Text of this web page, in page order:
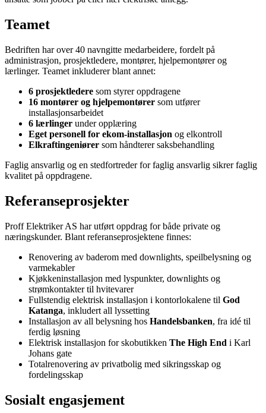
Teamet
Bedriften har over 40 navngitte medarbeidere, fordelt på
administrasjon, prosjektledere, montører, hjelpemontører og
lærlinger. Teamet inkluderer blant annet:
6 prosjektledere som styrer oppdragene
16 montører og hjelpemontører som utfører
installasjonsarbeidet
6 lærlinger under opplæring
Eget personell for ekom-installasjon og elkontroll
Elkraftingeniører som håndterer saksbehandling
Faglig ansvarlig og en stedfortreder for faglig ansvarlig sikrer faglig
kvalitet på oppdragene.
Referanseprosjekter
Proff Elektriker AS har utført oppdrag for både private og
næringskunder. Blant referanseprosjektene finnes:
Renovering av baderom med downlights, speilbelysning og
varmekabler
Kjøkkeninstallasjon med lyspunkter, downlights og
strømkontakter til hvitevarer
Fullstendig elektrisk installasjon i kontorlokalene til God
Katanga, inkludert all lyssetting
Installasjon av all belysning hos Handelsbanken, fra idé til
ferdig løsning
Elektrisk installasjon for skobutikken The High End i Karl
Johans gate
Totalrenovering av privatbolig med sikringsskap og
fordelingsskap
Sosialt engasjement